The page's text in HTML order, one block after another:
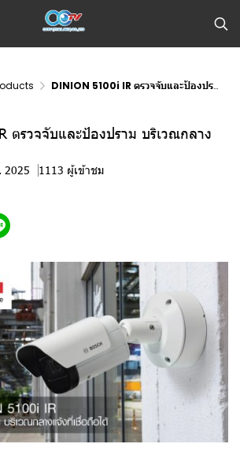
DINION 5100i IR ตรวจจับและป้องปราม บริเวณกลางแจ้งที่เชื่อถือได้
ตรวจจับและป้องปราม บริเวณกลาง
2025 1113 ผู้เข้าชม